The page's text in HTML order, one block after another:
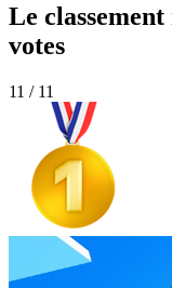
Le
votes
11 / 11